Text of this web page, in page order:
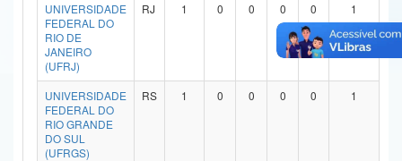
Gabinete de Segurança Institucional
Advocacia-Geral da União
Banco Central do Brasil
UNIVERSIDADE
FEDERAL DO
RIO DE
JANEIRO
(UFRJ)
RJ 1 0 0 0 0 1
UNIVERSIDADE
FEDERAL DO
RIO GRANDE
DO SUL
(UFRGS)
RS 1 0 0 0 0 1